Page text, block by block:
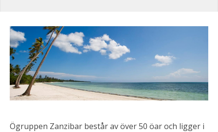
Ögruppen Zanzibar består av över 50 öar och ligger i